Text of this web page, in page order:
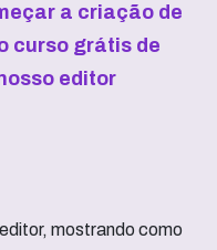
a criação de
curso grátis de
editor